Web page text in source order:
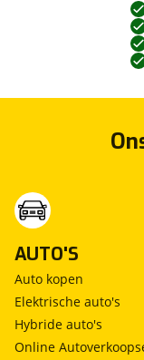
AUTO'S
Auto kopen
Elektrische auto's
Hybride auto's
Online